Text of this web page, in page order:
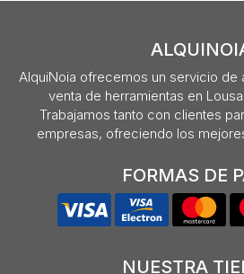
AlquiNoia ofrecemos un servicio de
venta de herramientas en
Trabajamos tanto con clientes
empresas, ofreciendo los
FORMAS DE
NUESTRA